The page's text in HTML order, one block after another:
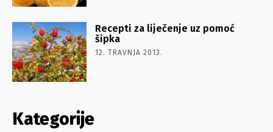
Recepti za liječenje uz pomoć
šipka
12. TRAVNJA 2013.
Kategorije